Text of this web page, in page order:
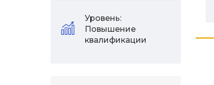
Уровень:
Повышение
квалификации